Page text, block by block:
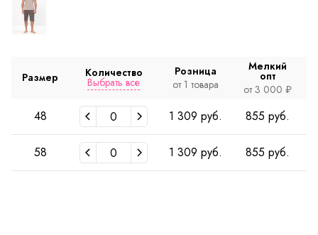
Размер Количество
Выбрать все
Розница
от 1 товара
Мелкий
опт
от 3 000 ₽
48 1 309 руб. 855 руб.
58 1 309 руб. 855 руб.